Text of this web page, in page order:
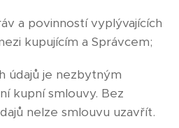
a povinností vyplývajících
kupujícím a Správcem;
údajů je nezbytným
kupní smlouvy. Bez
nelze smlouvu uzavřít.